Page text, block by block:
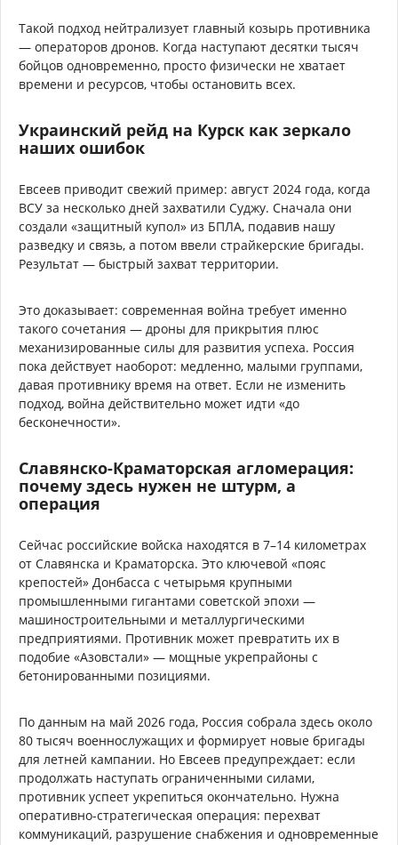
Такой подход нейтрализует главный козырь противника
— операторов дронов. Когда наступают десятки тысяч
бойцов одновременно, просто физически не хватает
времени и ресурсов, чтобы остановить всех.
Украинский рейд на Курск как зеркало
наших ошибок
Евсеев приводит свежий пример: август 2024 года, когда
ВСУ за несколько дней захватили Суджу. Сначала они
создали «защитный купол» из БПЛА, подавив нашу
разведку и связь, а потом ввели страйкерские бригады.
Результат — быстрый захват территории.
Это доказывает: современная война требует именно
такого сочетания — дроны для прикрытия плюс
механизированные силы для развития успеха. Россия
пока действует наоборот: медленно, малыми группами,
давая противнику время на ответ. Если не изменить
подход, война действительно может идти «до
бесконечности».
Славянско-Краматорская агломерация:
почему здесь нужен не штурм, а
операция
Сейчас российские войска находятся в 7–14 километрах
от Славянска и Краматорска. Это ключевой «пояс
крепостей» Донбасса с четырьмя крупными
промышленными гигантами советской эпохи —
машиностроительными и металлургическими
предприятиями. Противник может превратить их в
подобие «Азовстали» — мощные укрепрайоны с
бетонированными позициями.
По данным на май 2026 года, Россия собрала здесь около
80 тысяч военнослужащих и формирует новые бригады
для летней кампании. Но Евсеев предупреждает: если
продолжать наступать ограниченными силами,
противник успеет укрепиться окончательно. Нужна
оперативно-стратегическая операция: перехват
коммуникаций, разрушение снабжения и одновременные